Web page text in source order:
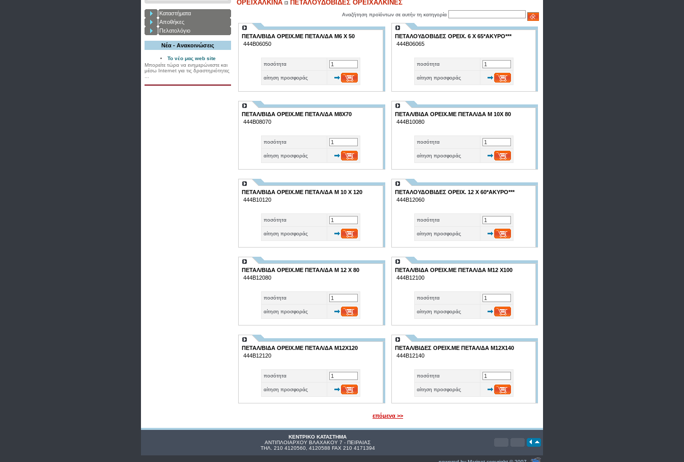
Καταστήματα
Αποθήκες
Πελατολόγιο
Νέα - Ανακοινώσεις
Το νέο μας web site
Μπορείτε τώρα να ενημερώνεστε και
μέσω Internet για τις δραστηριότητες
ΟΡΕΙΧΑΛΚΙΝΑ ΠΕΤΑΛΟΥΔΟΒΙΔΕΣ ΟΡΕΙΧΑΛΚΙΝΕΣ
Αναζήτηση προϊόντων σε αυτήν τη κατηγορία
ΠΕΤΑΛ/ΒΙΔΑ ΟΡΕΙΧ.ΜΕ ΠΕΤΑΛ/ΔΑ Μ6 Χ 50
444Β06050
ποσότητα
αίτηση προσφοράς
ΠΕΤΑΛΟΥΔΟΒΙΔΕΣ ΟΡΕΙΧ. 6 Χ 65*ΑΚΥΡΟ***
444Β06065
ποσότητα
αίτηση προσφοράς
ΠΕΤΑΛ/ΒΙΔΑ ΟΡΕΙΧ.ΜΕ ΠΕΤΑΛ/ΔΑ Μ8Χ70
444Β08070
ποσότητα
αίτηση προσφοράς
ΠΕΤΑΛ/ΒΙΔΑ ΟΡΕΙΧ.ΜΕ ΠΕΤΑΛ/ΔΑ Μ 10Χ 80
444Β10080
ποσότητα
αίτηση προσφοράς
ΠΕΤΑΛ/ΒΙΔΑ ΟΡΕΙΧ.ΜΕ ΠΕΤΑΛ/ΔΑ Μ 10 Χ 120
444Β10120
ποσότητα
αίτηση προσφοράς
ΠΕΤΑΛΟΥΔΟΒΙΔΕΣ ΟΡΕΙΧ. 12 Χ 60*ΑΚΥΡΟ***
444Β12060
ποσότητα
αίτηση προσφοράς
ΠΕΤΑΛ/ΒΙΔΑ ΟΡΕΙΧ.ΜΕ ΠΕΤΑΛ/ΔΑ Μ 12 Χ 80
444Β12080
ποσότητα
αίτηση προσφοράς
ΠΕΤΑΛ/ΒΙΔΑ ΟΡΕΙΧ.ΜΕ ΠΕΤΑΛ/ΔΑ Μ12 Χ100
444Β12100
ποσότητα
αίτηση προσφοράς
ΠΕΤΑΛ/ΒΙΔΑ ΟΡΕΙΧ.ΜΕ ΠΕΤΑΛ/ΔΑ Μ12Χ120
444Β12120
ποσότητα
αίτηση προσφοράς
ΠΕΤΑΛ/ΒΙΔΕΣ ΟΡΕΙΧ.ΜΕ ΠΕΤΑΛ/ΔΑ Μ12Χ140
444Β12140
ποσότητα
αίτηση προσφοράς
επόμενα >>
ΚΕΝΤΡΙΚΟ ΚΑΤΑΣΤΗΜΑ
ΑΝΤΙΠΛΟΙΑΡΧΟΥ ΒΛΑΧΑΚΟΥ 7 - ΠΕΙΡΑΙΑΣ
ΤΗΛ. 210 4120560, 4120588 FAX 210 4171394